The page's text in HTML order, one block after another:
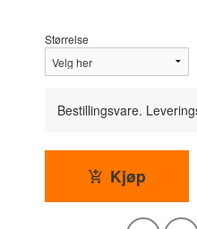
Størrelse
Bestillingsvare.
Kjøp